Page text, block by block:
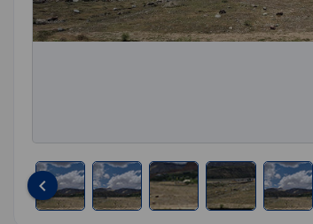
keyboard_arrow_left